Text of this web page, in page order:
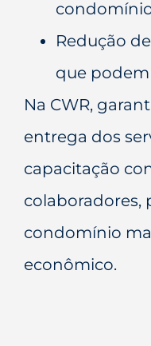
Redução
que podem
Na CWR,
entrega dos
capacitação
condomínio
econômico.